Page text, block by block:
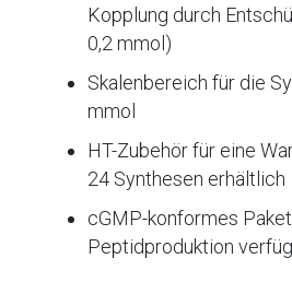
Kopplung durch
0,2 mmol)
Skalenbereich für die
mmol
HT-Zubehör für eine
24 Synthesen erhältlich
cGMP-konformes
Peptidproduktion